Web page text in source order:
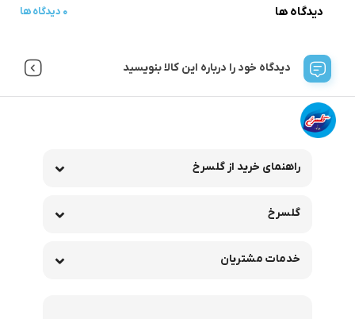
دیدگاه ها 0 دیدگاه ها
دیدگاه خود را درباره این کالا بنویسید
راهنمای خرید از گلسرخ
گلسرخ
خدمات مشتریان